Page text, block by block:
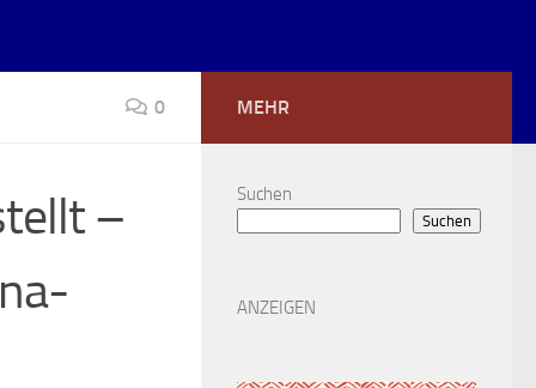
0
–
MEHR
Suchen
Suchen
ANZEIGEN